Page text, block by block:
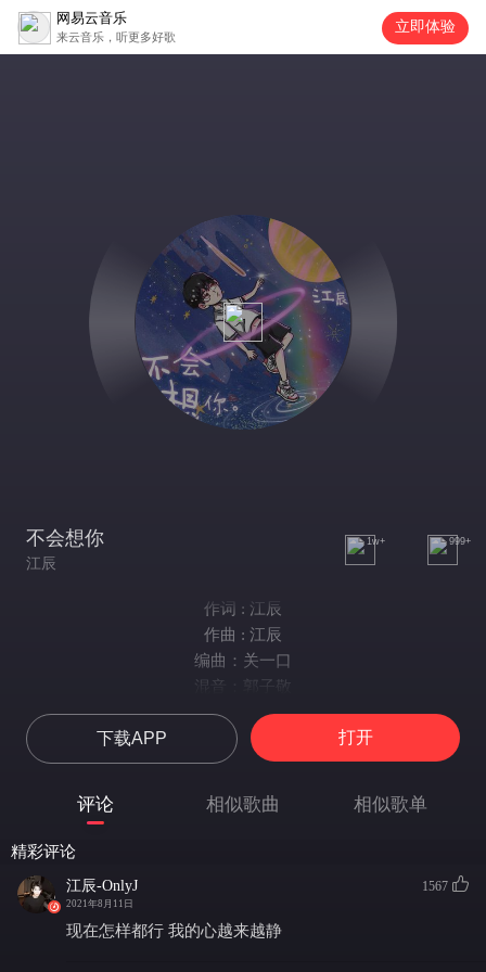
网易云音乐
来云音乐，听更多好歌
立即体验
不会想你
江辰
1w+ 999+
作词 : 江辰
作曲 : 江辰
编曲：关一口
混音：郭子敬
微博：江辰-OnlyJ
就让我别再想你只不过是一场戏
只要能把你忘记就是对我的奖励
不会再为谁逗留也不会再为谁失控
在你离开我以后 我会不停往前走
早就不记得你说过永远陪在我左右
下载APP 打开
评论 相似歌曲 相似歌单
精彩评论
江辰-OnlyJ
2021年8月11日
1567
现在怎样都行 我的心越来越静